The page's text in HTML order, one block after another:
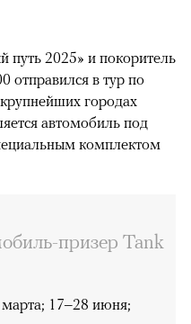
2025» и покоритель
отправился в тур по
городах
автомобиль под
комплектом
призер Tank
17–28 июня;